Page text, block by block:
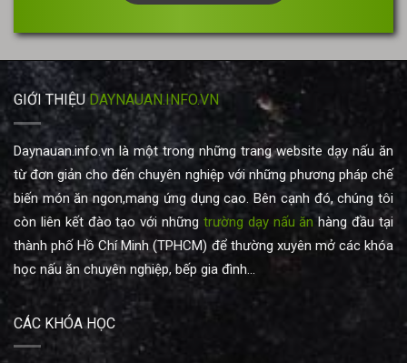
GIỚI THIỆUDAYNAUAN.INFO.VN
Daynauan.info.vn là một trong những trang website dạy nấu ăn
từ đơn giản cho đến chuyên nghiệp với những phương pháp chế
biến món ăn ngon,mang ứng dụng cao. Bên cạnh đó, chúng tôi
còn liên kết đào tạo với những trường dạy nấu ăn hàng đầu tại
thành phố Hồ Chí Minh (TPHCM) để thường xuyên mở các khóa
học nấu ăn chuyên nghiệp, bếp gia đình...
CÁC KHÓA HỌC